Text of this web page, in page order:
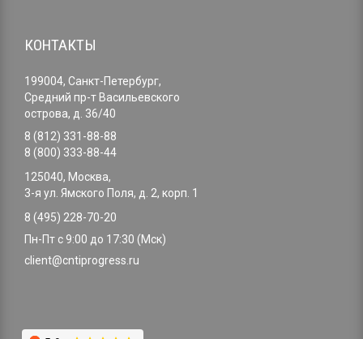
КОНТАКТЫ
199004, Санкт-Петербург,
Средний пр-т Васильевского
острова, д. 36/40
8 (812) 331-88-88
8 (800) 333-88-44
125040, Москва,
3-я ул. Ямского Поля, д. 2, корп. 1
8 (495) 228-70-20
Пн-Пт с 9:00 до 17:30 (Мск)
client@cntiprogress.ru